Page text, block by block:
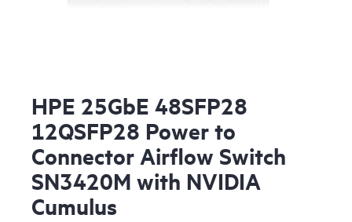
HPE 25GbE 48SFP28
12QSFP28 Power to
Connector Airflow Switch
SN3420M with NVIDIA
Cumulus